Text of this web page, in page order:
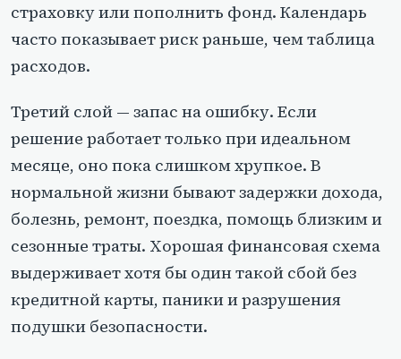
страховку или пополнить фонд. Календарь
часто показывает риск раньше, чем таблица
расходов.
Третий слой — запас на ошибку. Если
решение работает только при идеальном
месяце, оно пока слишком хрупкое. В
нормальной жизни бывают задержки дохода,
болезнь, ремонт, поездка, помощь близким и
сезонные траты. Хорошая финансовая схема
выдерживает хотя бы один такой сбой без
кредитной карты, паники и разрушения
подушки безопасности.